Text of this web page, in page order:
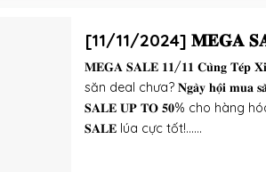
[11/11/2024] 𝐌𝐄𝐆𝐀
𝐌𝐄𝐆𝐀 𝐒𝐀𝐋𝐄 𝟏𝟏/𝟏𝟏 𝐂𝐮̀𝐧𝐠 𝐓𝐞́𝐩
săn deal chưa? 𝐍𝐠𝐚̀𝐲 𝐡𝐨̣̂𝐢 𝐦𝐮𝐚
𝐒𝐀𝐋𝐄 𝐔𝐏 𝐓𝐎 𝟓𝟎% cho hàng
𝐒𝐀𝐋𝐄 lúa cực tốt!......